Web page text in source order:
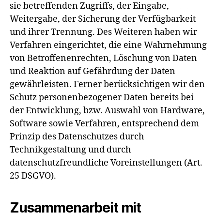
sie betreffenden Zugriffs, der Eingabe,
Weitergabe, der Sicherung der Verfügbarkeit
und ihrer Trennung. Des Weiteren haben wir
Verfahren eingerichtet, die eine Wahrnehmung
von Betroffenenrechten, Löschung von Daten
und Reaktion auf Gefährdung der Daten
gewährleisten. Ferner berücksichtigen wir den
Schutz personenbezogener Daten bereits bei
der Entwicklung, bzw. Auswahl von Hardware,
Software sowie Verfahren, entsprechend dem
Prinzip des Datenschutzes durch
Technikgestaltung und durch
datenschutzfreundliche Voreinstellungen (Art.
25 DSGVO).
Zusammenarbeit mit